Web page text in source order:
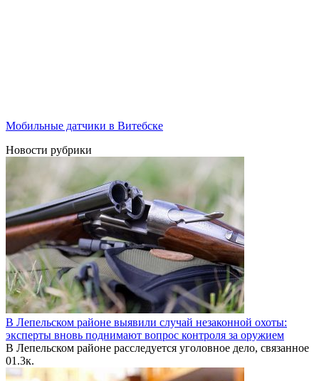
Мобильные датчики в Витебске
Новости рубрики
В Лепельском районе выявили случай незаконной охоты:
эксперты вновь поднимают вопрос контроля за оружием
В Лепельском районе расследуется уголовное дело, связанное
01.3к.